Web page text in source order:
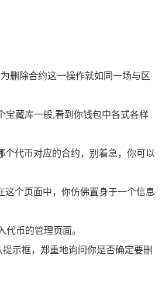
删除合约这一操作就如同一场与区
宝藏库一般,看到你钱包中各式各样
代币对应的合约，别着急，你可以
个页面中，你仿佛置身于一个信息
币的管理页面。
示框，郑重地询问你是否确定要删